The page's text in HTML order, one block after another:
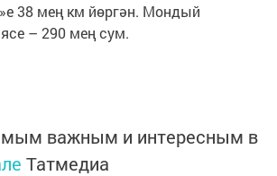
38 мең км йөргән. Мондый
– 290 мең сум.
важным и интересным в
Татмедиа